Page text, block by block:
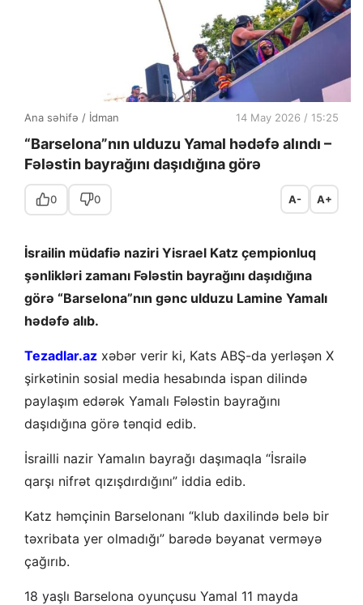
Ana səhifə / İdman 14 May 2026 / 15:25
“Barselona”nın ulduzu Yamal hədəfə alındı –
Fələstin bayrağını daşıdığına görə
0 0 A- A+
İsrailin müdafiə naziri Yisrael Katz çempionluq
şənlikləri zamanı Fələstin bayrağını daşıdığına
görə “Barselona”nın gənc ulduzu Lamine Yamalı
hədəfə alıb.
Tezadlar.az xəbər verir ki, Kats ABŞ-da yerləşən X
şirkətinin sosial media hesabında ispan dilində
paylaşım edərək Yamalı Fələstin bayrağını
daşıdığına görə tənqid edib.
İsrailli nazir Yamalın bayrağı daşımaqla “İsrailə
qarşı nifrət qızışdırdığını” iddia edib.
Katz həmçinin Barselonanı “klub daxilində belə bir
təxribata yer olmadığı” barədə bəyanat verməyə
çağırıb.
18 yaşlı Barselona oyunçusu Yamal 11 mayda